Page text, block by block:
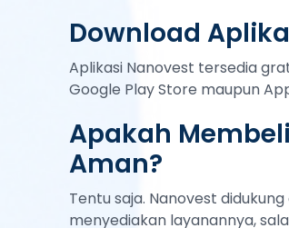
Download
Aplikasi Nanovest tersedia
Google Play Store maupun
Apakah
Aman?
Tentu saja. Nanovest
menyediakan layanannya,